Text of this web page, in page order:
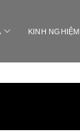
KINH NGHIỆM